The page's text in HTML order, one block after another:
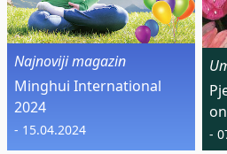
Najnoviji magazin
Minghui International
2024
- 15.04.2024 -